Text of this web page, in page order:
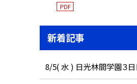
PDF
新着記事
8/5( 水 ) 日光林間学園３日